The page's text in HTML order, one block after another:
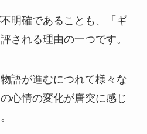
明確であることも、「ギ
される理由の一つです。
語が進むにつれて様々な
心情の変化が唐突に感じ